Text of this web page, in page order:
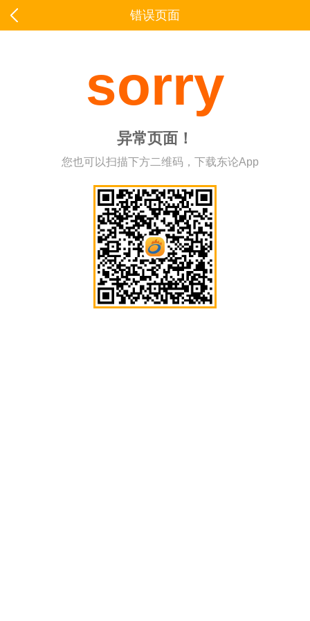
错误页面
sorry
异常页面！
您也可以扫描下方二维码，下载东论App